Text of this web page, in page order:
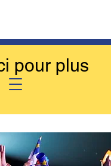
pour plus